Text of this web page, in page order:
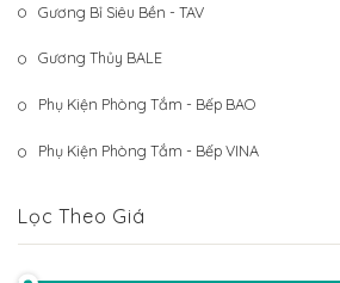
Gương Bỉ Siêu Bền - TAV
Gương Thủy BALE
Phụ Kiện Phòng Tắm - Bếp BAO
Phụ Kiện Phòng Tắm - Bếp VINA
Lọc Theo Giá